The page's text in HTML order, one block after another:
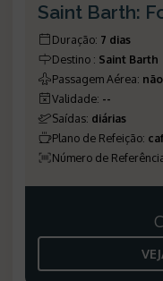
Saint Barth:
Duração: 7 dias
Destino : Saint Barth
Passagem Aérea:
Validade: --
Saídas: diárias
Plano de Refeição:
Número de